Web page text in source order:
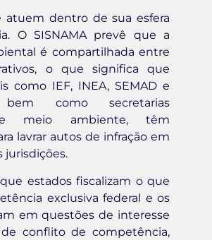
atuem dentro de sua esfera
O SISNAMA prevê que a
é compartilhada entre
o que significa que
como IEF, INEA, SEMAD e
bem como secretarias
meio ambiente, têm
lavrar autos de infração em
jurisdições.
estados fiscalizam o que
exclusiva federal e os
em questões de interesse
conflito de competência,